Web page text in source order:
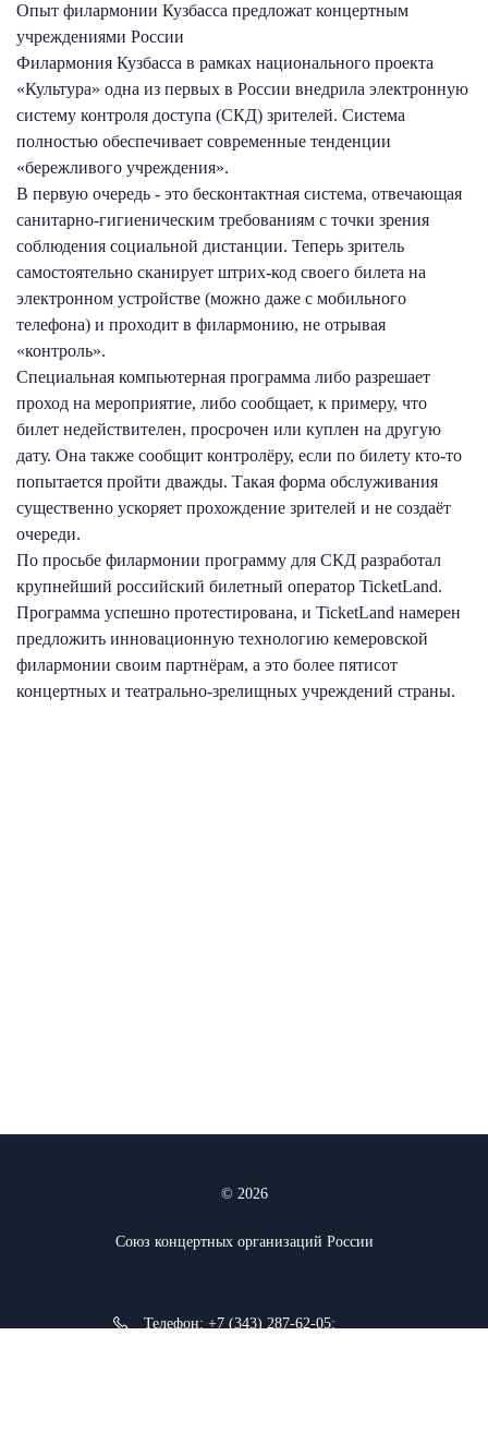
Опыт филармонии Кузбасса предложат концертным
учреждениями России
Филармония Кузбасса в рамках национального проекта
«Культура» одна из первых в России внедрила электронную
систему контроля доступа (СКД) зрителей. Система
полностью обеспечивает современные тенденции
«бережливого учреждения».
В первую очередь - это бесконтактная система, отвечающая
санитарно-гигиеническим требованиям с точки зрения
соблюдения социальной дистанции. Теперь зритель
самостоятельно сканирует штрих-код своего билета на
электронном устройстве (можно даже с мобильного
телефона) и проходит в филармонию, не отрывая
«контроль».
Специальная компьютерная программа либо разрешает
проход на мероприятие, либо сообщает, к примеру, что
билет недействителен, просрочен или куплен на другую
дату. Она также сообщит контролёру, если по билету кто-то
попытается пройти дважды. Такая форма обслуживания
существенно ускоряет прохождение зрителей и не создаёт
очереди.
По просьбе филармонии программу для СКД разработал
крупнейший российский билетный оператор TicketLand.
Программа успешно протестирована, и TicketLand намерен
предложить инновационную технологию кемеровской
филармонии своим партнёрам, а это более пятисот
концертных и театрально-зрелищных учреждений страны.
© 2026
Союз концертных организаций России
Телефон: +7 (343) 287-62-05;